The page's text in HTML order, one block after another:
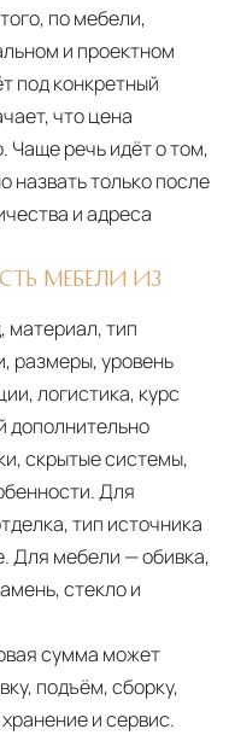
по мебели,
и проектном
под конкретный
что цена
Чаще речь идёт о том,
назвать только после
и адреса
МЕБЕЛИ ИЗ
материал, тип
размеры, уровень
логистика, курс
дополнительно
скрытые системы,
Для
тип источника
Для мебели — обивка,
стекло и
сумма может
подъём, сборку,
и сервис.